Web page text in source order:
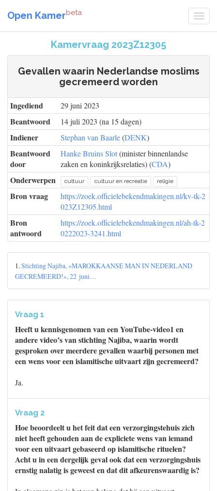
Open Kamerbeta
Kamervraag 2023Z12305
Gevallen waarin Nederlandse moslims
gecremeerd worden
Ingediend 29 juni 2023
Beantwoord 14 juli 2023 (na 15 dagen)
Indiener Stephan van Baarle(DENK)
Beantwoord
door
Hanke Bruins Slot(minister binnenlandse
zaken en koninkrijksrelaties) (CDA)
Onderwerpen cultuur cultuur en recreatie religie
Bron vraag
https://zoek.officielebekendmakingen.nl/kv-tk-2
023Z12305.html
Bron
antwoord
https://zoek.officielebekendmakingen.nl/ah-tk-2
0222023-3241.html
1.Stichting Najiba, «MAROKKAANSE MAN IN NEDERLAND
GECREMEERD!», 22 juni…
Vraag 1
Heeft u kennisgenomen van een YouTube-video1 en
andere video’s van stichting Najiba, waarin wordt
gesproken over meerdere gevallen waarbij personen met
een wens voor een islamitische uitvaart zijn gecremeerd?
Ja.
Vraag 2
Hoe beoordeelt u het feit dat een verzorgingstehuis zich
niet heeft gehouden aan de expliciete wens van iemand
voor een uitvaart gebaseerd op islamitische rituelen?
Acht u in een dergelijk geval ook dat een verzorgingshuis
ernstig nalatig is geweest en dat dit afkeurenswaardig is?